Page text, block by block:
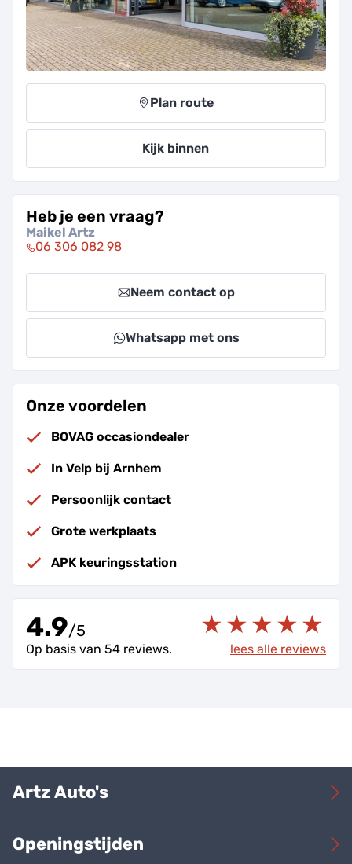
Plan route
Kijk binnen
Heb je een vraag?
Maikel Artz
06 306 082 98
Neem contact op
Whatsapp met ons
Onze voordelen
BOVAG occasiondealer
In Velp bij Arnhem
Persoonlijk contact
Grote werkplaats
APK keuringsstation
4.9/5
Op basis van 54 reviews. lees alle reviews
Artz Auto's
Over Artz Auto’s
Openingstijden